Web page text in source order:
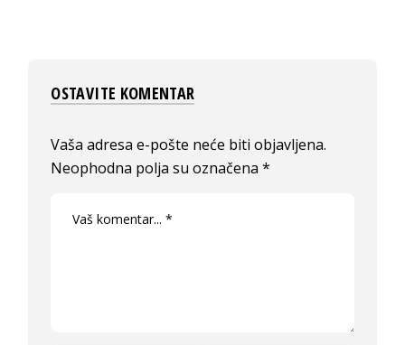
OSTAVITE KOMENTAR
Vaša adresa e-pošte neće biti objavljena.
Neophodna polja su označena*